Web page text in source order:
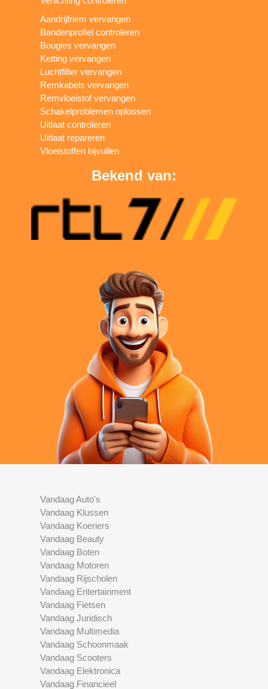
Aandrijfriem vervangen
Bandenprofiel controleren
Bougies vervangen
Ketting vervangen
Luchtfilter vervangen
Remkabels vervangen
Remvloeistof vervangen
Schakelproblemen oplossen
Uitlaat controleren
Uitlaat repareren
Vloeistoffen bijvullen
Bekend van:
Vandaag Auto's
Vandaag Klussen
Vandaag Koeriers
Vandaag Beauty
Vandaag Boten
Vandaag Motoren
Vandaag Rijscholen
Vandaag Entertainment
Vandaag Fietsen
Vandaag Juridisch
Vandaag Multimedia
Vandaag Schoonmaak
Vandaag Scooters
Vandaag Elektronica
Vandaag Financieel